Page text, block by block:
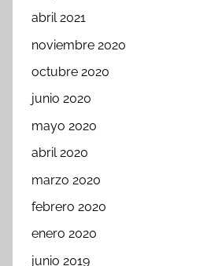
abril 2021
noviembre 2020
octubre 2020
junio 2020
mayo 2020
abril 2020
marzo 2020
febrero 2020
enero 2020
junio 2019